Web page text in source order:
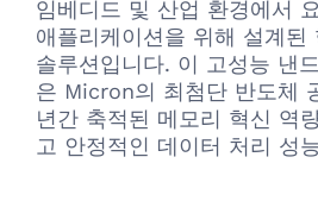
임베디드 및 산업 환경에서
애플리케이션을 위해 설계된
솔루션입니다. 이 고성능 낸
은 Micron의 최첨단 반도체
년간 축적된 메모리 혁신 역
고 안정적인 데이터 처리 성